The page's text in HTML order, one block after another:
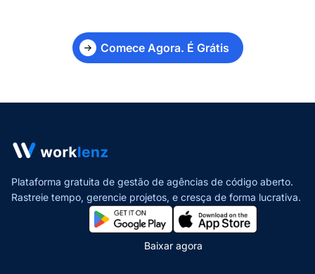
Comece Agora. É Grátis
Plataforma gratuita de gestão de agências de código aberto.
Rastreie tempo, gerencie projetos, e cresça de forma lucrativa.
Baixar agora